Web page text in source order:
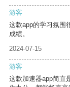
游客
这款app的学习氛围
成绩。
2024-07-15
游客
这款加速器app简直